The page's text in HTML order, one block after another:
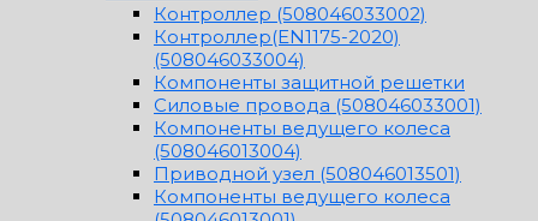
Контроллер (508046033002)
Контроллер(EN1175-2020)
(508046033004)
Компоненты защитной решетки
Силовые провода (508046033001)
Компоненты ведущего колеса
(508046013004)
Приводной узел (508046013501)
Компоненты ведущего колеса